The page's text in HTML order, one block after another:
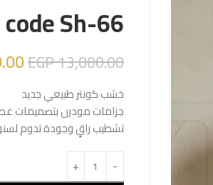
code Sh-66
EGP13,000.00
خشب كونتر طبيعي جديد
جزامات مودرن بتصميمات
تشطيب راقٍ وجودة تدوم